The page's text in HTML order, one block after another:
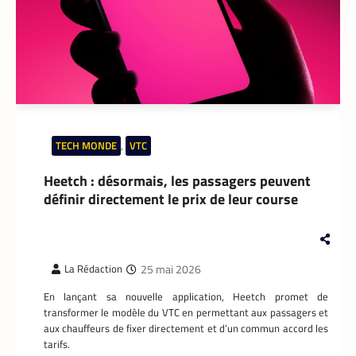
TECH MONDE , VTC
Heetch : désormais, les passagers peuvent
définir directement le prix de leur course
La Rédaction 25 mai 2026
En lançant sa nouvelle application, Heetch promet de
transformer le modèle du VTC en permettant aux passagers et
aux chauffeurs de fixer directement et d’un commun accord les
tarifs.
DATACENTER ,
Data center : 70 % d’énergie économisée pour
un retour sur investissement triennal
La Rédaction 21 mai 2026
de la consommation d’énergie de
refroidissement dans un data center à
Madrid.